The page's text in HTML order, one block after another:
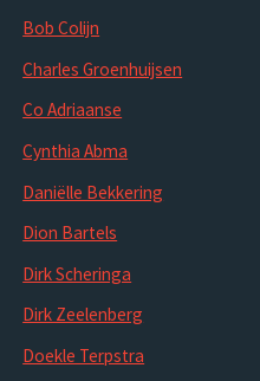
Bob Colijn
Charles Groenhuijsen
Co Adriaanse
Cynthia Abma
Daniëlle Bekkering
Dion Bartels
Dirk Scheringa
Dirk Zeelenberg
Doekle Terpstra